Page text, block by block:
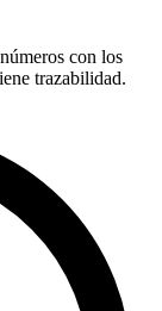
con los
trazabilidad.